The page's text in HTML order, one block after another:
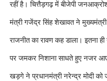
रहीं है। चित्तैड़गढ़ में बीजेपी
मंत्री गजेंद्र सिंह शेखावत ने
राजनीत का रावण कह डाला। इतना
पर जमकर निशाना साधते हुए नजर
खड़गे ने प्रधानमंत्री नरेन्द्र मोदी को